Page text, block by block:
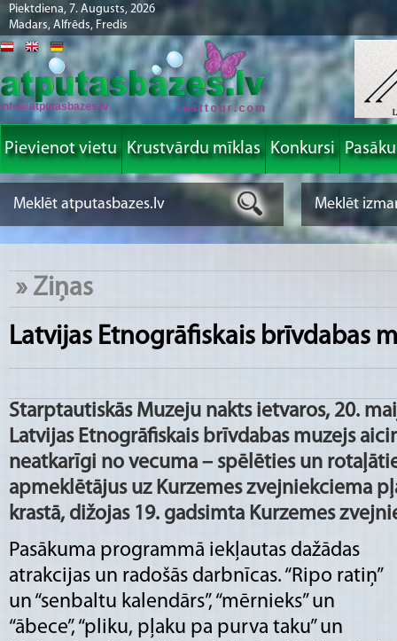
Piektdiena, 7. Augusts, 2026
Madars, Alfrēds, Fredis
info@atputasbazes.lv
Pievienot vietu Krustvārdu mīklas Konkursi
» Ziņas
Latvijas Etnogrāfiskais brīvdabas
Starptautiskās Muzeju nakts ietvaros, 20.
Latvijas Etnogrāfiskais brīvdabas muzejs
neatkarīgi no vecuma – spēlēties un
apmeklētājus uz Kurzemes zvejniekciema
krastā, dižojas 19. gadsimta Kurzemes
Pasākuma programmā iekļautas dažādas
atrakcijas un radošās darbnīcas. “Ripo ratiņ”
un “senbaltu kalendārs”, “mērnieks” un
“ābece”, “pliku, pļaku pa purva taku” un